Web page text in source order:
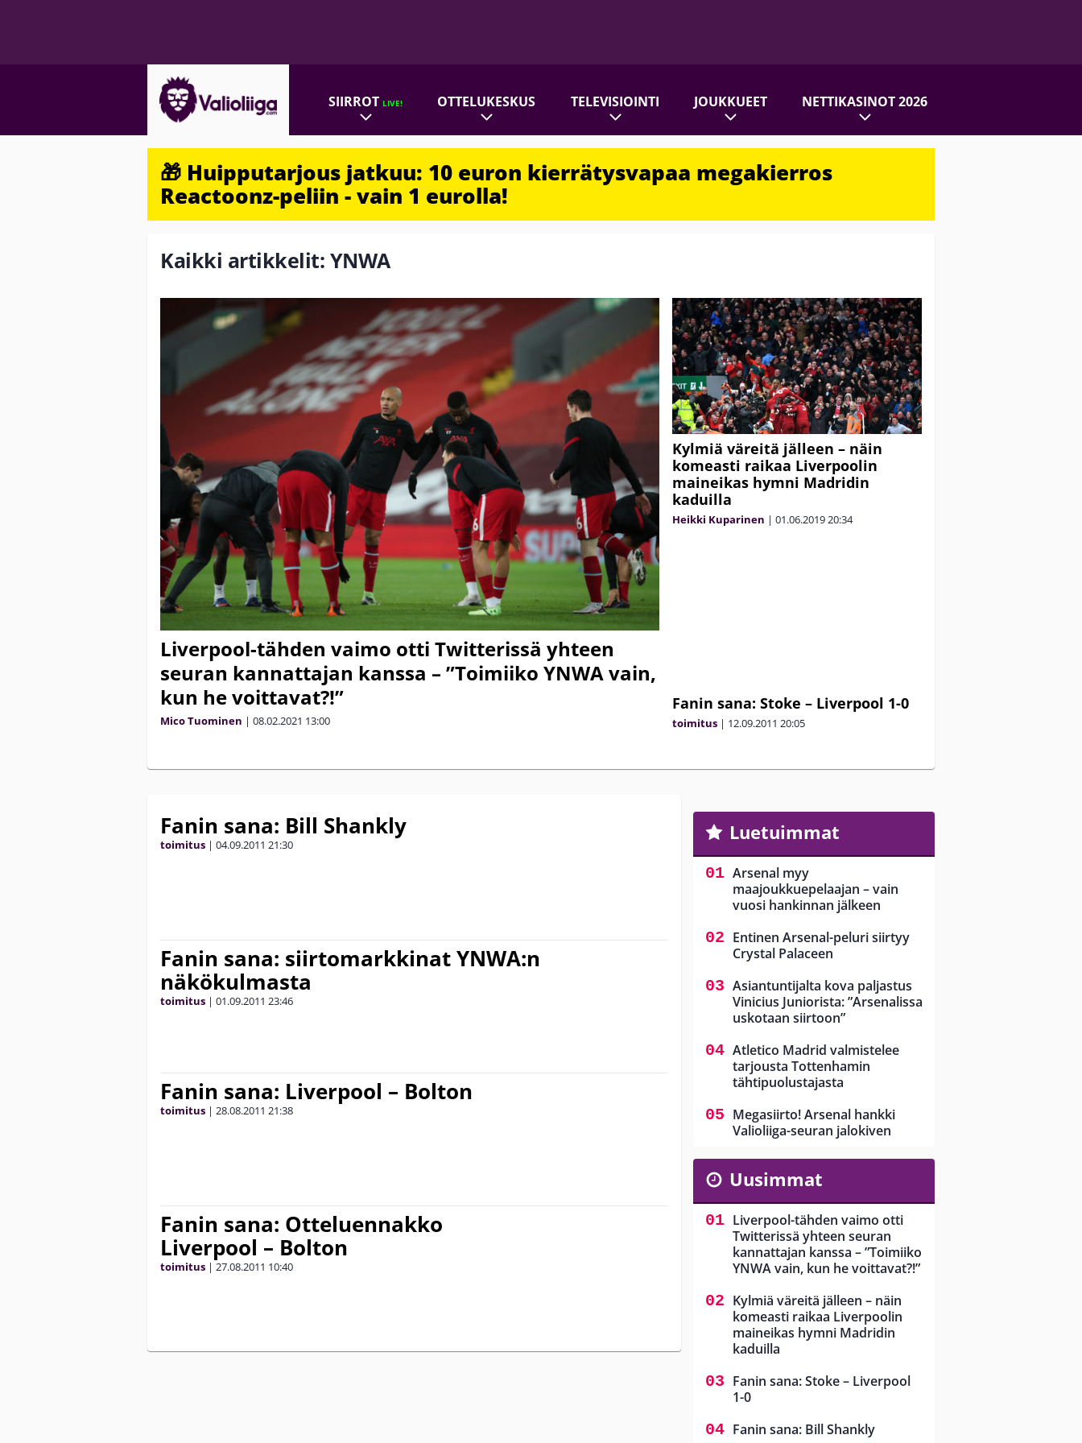
SIIRROTLIVE! OTTELUKESKUS TELEVISIOINTI JOUKKUEET NETTIKASINOT 2026
🎁 Huipputarjous jatkuu: 10 euron kierrätysvapaa megakierros
Reactoonz-peliin - vain 1 eurolla!
Kaikki artikkelit: YNWA
Liverpool-tähden vaimo otti Twitterissä yhteen
seuran kannattajan kanssa – ”Toimiiko YNWA vain,
kun he voittavat?!”
Mico Tuominen | 08.02.2021 13:00
Kylmiä väreitä jälleen – näin
komeasti raikaa Liverpoolin
maineikas hymni Madridin
kaduilla
Heikki Kuparinen | 01.06.201920:34
Fanin sana: Stoke – Liverpool 1-0
toimitus | 12.09.2011 20:05
Fanin sana: Bill Shankly
toimitus | 04.09.2011 21:30
Fanin sana: siirtomarkkinat YNWA:n
näkökulmasta
toimitus | 01.09.2011 23:46
Fanin sana: Liverpool – Bolton
toimitus | 28.08.2011 21:38
Fanin sana: Otteluennakko
Liverpool – Bolton
toimitus | 27.08.2011 10:40
Luetuimmat
Arsenal myy
maajoukkuepelaajan – vain
vuosi hankinnan jälkeen
Entinen Arsenal-peluri siirtyy
Crystal Palaceen
Asiantuntijalta kova paljastus
Vinicius Juniorista: ”Arsenalissa
uskotaan siirtoon”
Atletico Madrid valmistelee
tarjousta Tottenhamin
tähtipuolustajasta
Megasiirto! Arsenal hankki
Valioliiga-seuran jalokiven
Uusimmat
Liverpool-tähden vaimo otti
Twitterissä yhteen seuran
kannattajan kanssa – ”Toimiiko
YNWA vain, kun he voittavat?!”
Kylmiä väreitä jälleen – näin
komeasti raikaa Liverpoolin
maineikas hymni Madridin
kaduilla
Fanin sana: Stoke – Liverpool
1-0
Fanin sana: Bill Shankly